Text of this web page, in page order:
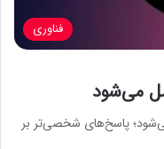
فناوری
می‌شود
پاسخ‌های شخصی‌تر بر